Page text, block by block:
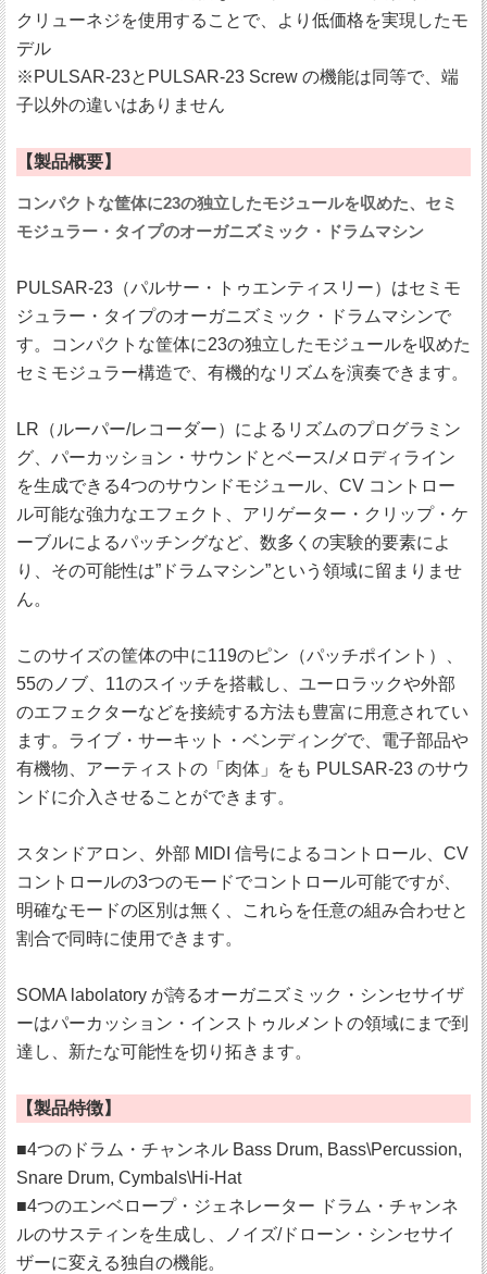
クリューネジを使用することで、より低価格を実現したモ
デル
※PULSAR-23とPULSAR-23 Screw の機能は同等で、端
子以外の違いはありません
【製品概要】
コンパクトな筐体に23の独立したモジュールを収めた、セミ
モジュラー・タイプのオーガニズミック・ドラムマシン
PULSAR-23（パルサー・トゥエンティスリー）はセミモ
ジュラー・タイプのオーガニズミック・ドラムマシンで
す。コンパクトな筐体に23の独立したモジュールを収めた
セミモジュラー構造で、有機的なリズムを演奏できます。
LR（ルーパー/レコーダー）によるリズムのプログラミン
グ、パーカッション・サウンドとベース/メロディライン
を生成できる4つのサウンドモジュール、CV コントロー
ル可能な強力なエフェクト、アリゲーター・クリップ・ケ
ーブルによるパッチングなど、数多くの実験的要素によ
り、その可能性は”ドラムマシン”という領域に留まりませ
ん。
このサイズの筐体の中に119のピン（パッチポイント）、
55のノブ、11のスイッチを搭載し、ユーロラックや外部
のエフェクターなどを接続する方法も豊富に用意されてい
ます。ライブ・サーキット・ベンディングで、電子部品や
有機物、アーティストの「肉体」をも PULSAR-23 のサウ
ンドに介入させることができます。
スタンドアロン、外部 MIDI 信号によるコントロール、CV
コントロールの3つのモードでコントロール可能ですが、
明確なモードの区別は無く、これらを任意の組み合わせと
割合で同時に使用できます。
SOMA labolatory が誇るオーガニズミック・シンセサイザ
ーはパーカッション・インストゥルメントの領域にまで到
達し、新たな可能性を切り拓きます。
【製品特徴】
■4つのドラム・チャンネル Bass Drum, Bass\Percussion,
Snare Drum, Cymbals\Hi-Hat
■4つのエンベロープ・ジェネレーター ドラム・チャンネ
ルのサスティンを生成し、ノイズ/ドローン・シンセサイ
ザーに変える独自の機能。